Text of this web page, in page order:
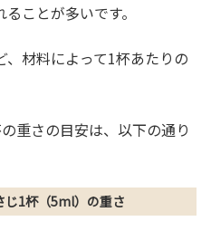
ことが多いです。
材料によって1杯あたりの
重さの目安は、以下の通り
じ1杯（5ml）の重さ